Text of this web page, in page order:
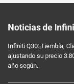
Noticias de
Infiniti Q30:¡Tiembla,
ajustando su precio
año según..